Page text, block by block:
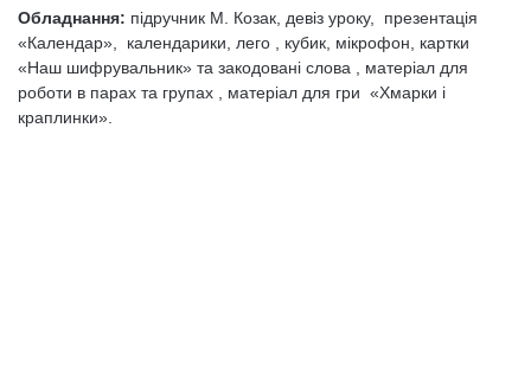
Обладнання: підручник М. Козак, девіз уроку, презентація
«Календар», календарики, лего , кубик, мікрофон, картки
«Наш шифрувальник» та закодовані слова , матеріал для
роботи в парах та групах , матеріал для гри «Хмарки і
краплинки».